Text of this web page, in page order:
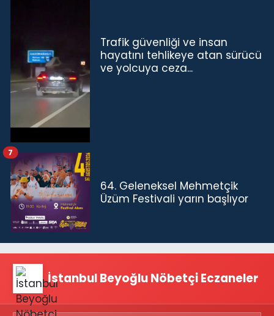
Trafik güvenliği ve insan
hayatını tehlikeye atan sürücü
ve yolcuya ceza...
64. Geleneksel Mehmetçik
Üzüm Festivali yarın başlıyor
7
İstanbul Beyoğlu Nöbetçi Eczaneler